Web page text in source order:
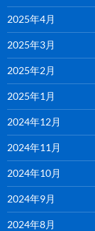
2025年4月
2025年3月
2025年2月
2025年1月
2024年12月
2024年11月
2024年10月
2024年9月
2024年8月